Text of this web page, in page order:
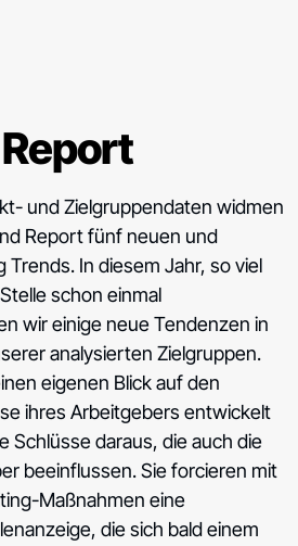
und Zielgruppendaten widmen
Report fünf neuen und
Trends. In diesem Jahr, so viel
schon einmal
wir einige neue Tendenzen in
analysierten Zielgruppen.
eigenen Blick auf den
ihres Arbeitgebers entwickelt
Schlüsse daraus, die auch die
beeinflussen. Sie forcieren mit
Maßnahmen eine
die sich bald einem